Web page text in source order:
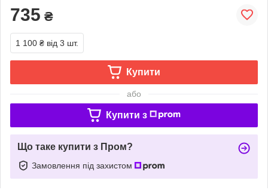
735 ₴
1 100 ₴ від 3 шт.
Купити
або
Купити з
Що таке купити з Пром?
Замовлення під захистом